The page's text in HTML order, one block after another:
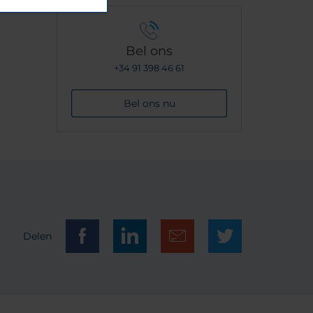
Bel ons
+34 91 398 46 61
Bel ons nu
Delen